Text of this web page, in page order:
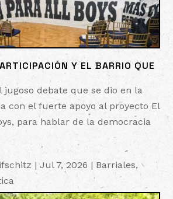
Y EL BARRIO QUE
|Jul 7, 2026 | Barriales,
jugoso debate que se dio en la
con el fuerte apoyo al proyecto El
para hablar de la democracia